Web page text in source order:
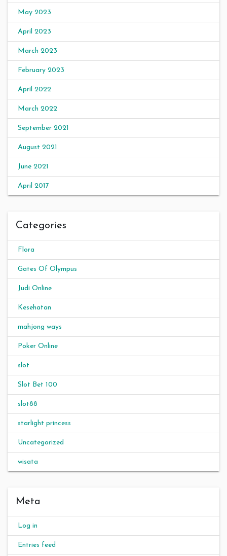
May 2023
April 2023
March 2023
February 2023
April 2022
March 2022
September 2021
August 2021
June 2021
April 2017
Categories
Flora
Gates Of Olympus
Judi Online
Kesehatan
mahjong ways
Poker Online
slot
Slot Bet 100
slot88
starlight princess
Uncategorized
wisata
Meta
Log in
Entries feed